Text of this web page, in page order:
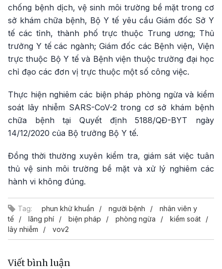
chống bệnh dịch, vệ sinh môi trường bề mặt trong cơ
sở khám chữa bệnh, Bộ Y tế yêu cầu Giám đốc Sở Y
tế các tỉnh, thành phố trực thuộc Trung ương; Thủ
trưởng Y tế các ngành; Giám đốc các Bệnh viện, Viện
trực thuộc Bộ Y tế và Bệnh viện thuộc trường đại học
chỉ đạo các đơn vị trực thuộc một số công việc.
Thực hiện nghiêm các biện pháp phòng ngừa và kiểm
soát lây nhiễm SARS-CoV-2 trong cơ sở khám bệnh
chữa bệnh tại Quyết định 5188/QĐ-BYT ngày
14/12/2020 của Bộ trưởng Bộ Y tế.
Đồng thời thường xuyên kiểm tra, giám sát việc tuân
thủ vệ sinh môi trường bề mặt và xử lý nghiêm các
hành vi không đúng.
Tag: phun khử khuẩn người bệnh
nhân viên y
tế
lãng phí biện pháp phòng ngừa
kiểm soát
lây nhiễm
vov2
Viết bình luận